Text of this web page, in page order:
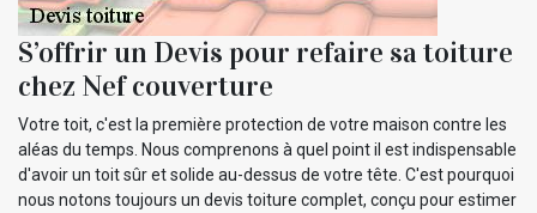
S’offrir un Devis pour refaire sa toiture
chez Nef couverture
Votre toit, c'est la première protection de votre maison contre les
aléas du temps. Nous comprenons à quel point il est indispensable
d'avoir un toit sûr et solide au-dessus de votre tête. C'est pourquoi
nous notons toujours un devis toiture complet, conçu pour estimer